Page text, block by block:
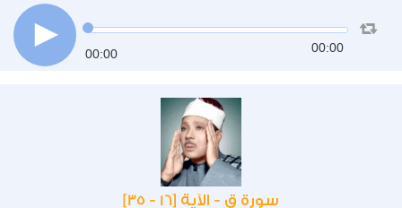
00:00 00:00
سورة ق - الآية [16 - 35]